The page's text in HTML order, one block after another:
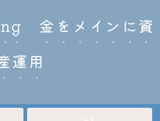
金をメインに資
運用